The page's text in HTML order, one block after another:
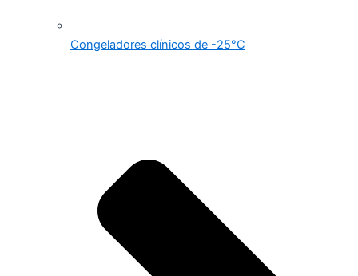
Congeladores clínicos de -25°C